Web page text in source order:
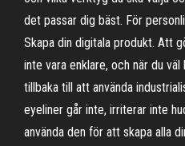
det passar dig bäst. För
Skapa din digitala produkt. Att
inte vara enklare, och när du
tillbaka till att använda
eyeliner går inte, irriterar inte
använda den för att skapa alla